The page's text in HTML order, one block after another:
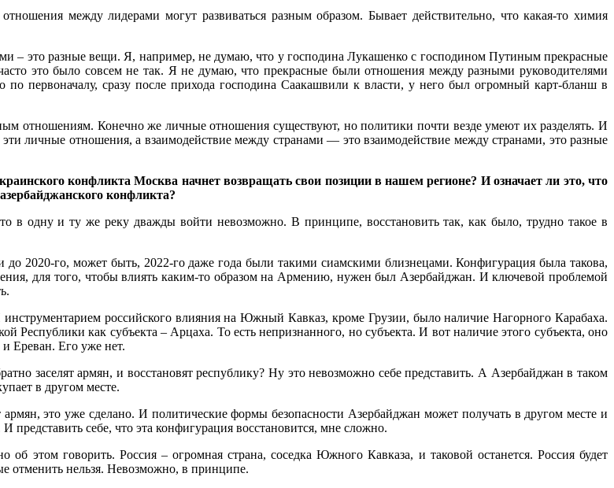
между лидерами могут развиваться разным образом. Бывает действительно, что какая-то химия
– это разные вещи. Я, например, не думаю, что у господина Лукашенко с господином Путиным прекрасные
это было совсем не так. Я не думаю, что прекрасные были отношения между разными руководителями
по первоначалу, сразу после прихода господина Саакашвили к власти, у него был огромный карт-бланш в
отношениям. Конечно же личные отношения существуют, но политики почти везде умеют их разделять. И
личные отношения, а взаимодействие между странами — это взаимодействие между странами, это разные
конфликта Москва начнет возвращать свои позиции в нашем регионе? И означает ли это, что
конфликта?
одну и ту же реку дважды войти невозможно. В принципе, восстановить так, как было, трудно такое в
2020-го, может быть, 2022-го даже года были такими сиамскими близнецами. Конфигурация была такова,
для того, чтобы влиять каким-то образом на Армению, нужен был Азербайджан. И ключевой проблемой
российского влияния на Южный Кавказ, кроме Грузии, было наличие Нагорного Карабаха.
Республики как субъекта – Арцаха. То есть непризнанного, но субъекта. И вот наличие этого субъекта, оно
Ереван. Его уже нет.
заселят армян, и восстановят республику? Ну это невозможно себе представить. А Азербайджан в таком
в другом месте.
это уже сделано. И политические формы безопасности Азербайджан может получать в другом месте и
себе, что эта конфигурация восстановится, мне сложно.
об этом говорить. Россия – огромная страна, соседка Южного Кавказа, и таковой останется. Россия будет
отменить нельзя. Невозможно, в принципе.